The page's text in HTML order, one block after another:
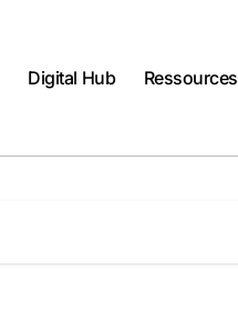
Digital Hub Ressources